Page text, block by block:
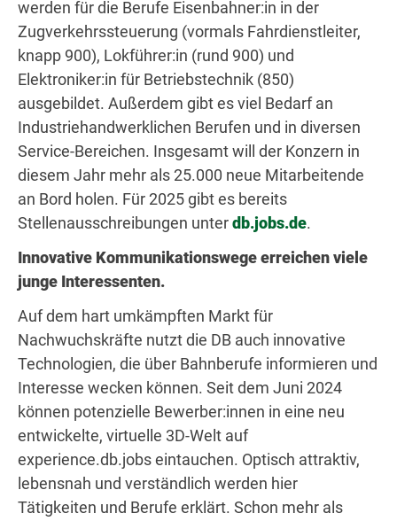
werden für die Berufe Eisenbahner:in in der
Zugverkehrssteuerung (vormals Fahrdienstleiter,
knapp 900), Lokführer:in (rund 900) und
Elektroniker:in für Betriebstechnik (850)
ausgebildet. Außerdem gibt es viel Bedarf an
Industriehandwerklichen Berufen und in diversen
Service-Bereichen. Insgesamt will der Konzern in
diesem Jahr mehr als 25.000 neue Mitarbeitende
an Bord holen. Für 2025 gibt es bereits
Stellenausschreibungen unterdb.jobs.de.
Innovative Kommunikationswege erreichen viele
junge Interessenten.
Auf dem hart umkämpften Markt für
Nachwuchskräfte nutzt die DB auch innovative
Technologien, die über Bahnberufe informieren und
Interesse wecken können. Seit dem Juni 2024
können potenzielle Bewerber:innen in eine neu
entwickelte, virtuelle 3D-Welt auf
experience.db.jobs eintauchen. Optisch attraktiv,
lebensnah und verständlich werden hier
Tätigkeiten und Berufe erklärt. Schon mehr als